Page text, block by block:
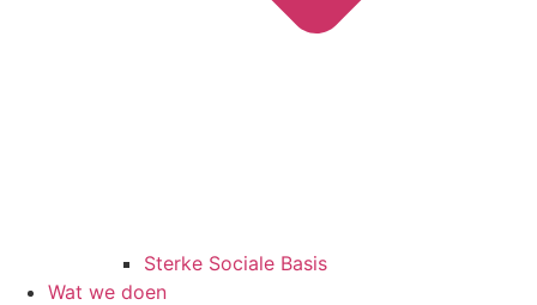
Sterke Sociale Basis
Wat we doen